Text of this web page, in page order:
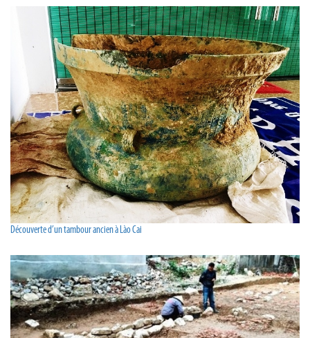
Découverte d’un tambour ancien à Lào Cai